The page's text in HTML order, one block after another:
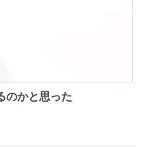
のかと思った